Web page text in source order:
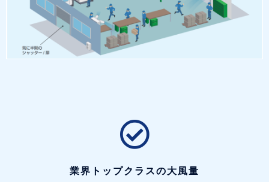
業界トップクラスの大風量